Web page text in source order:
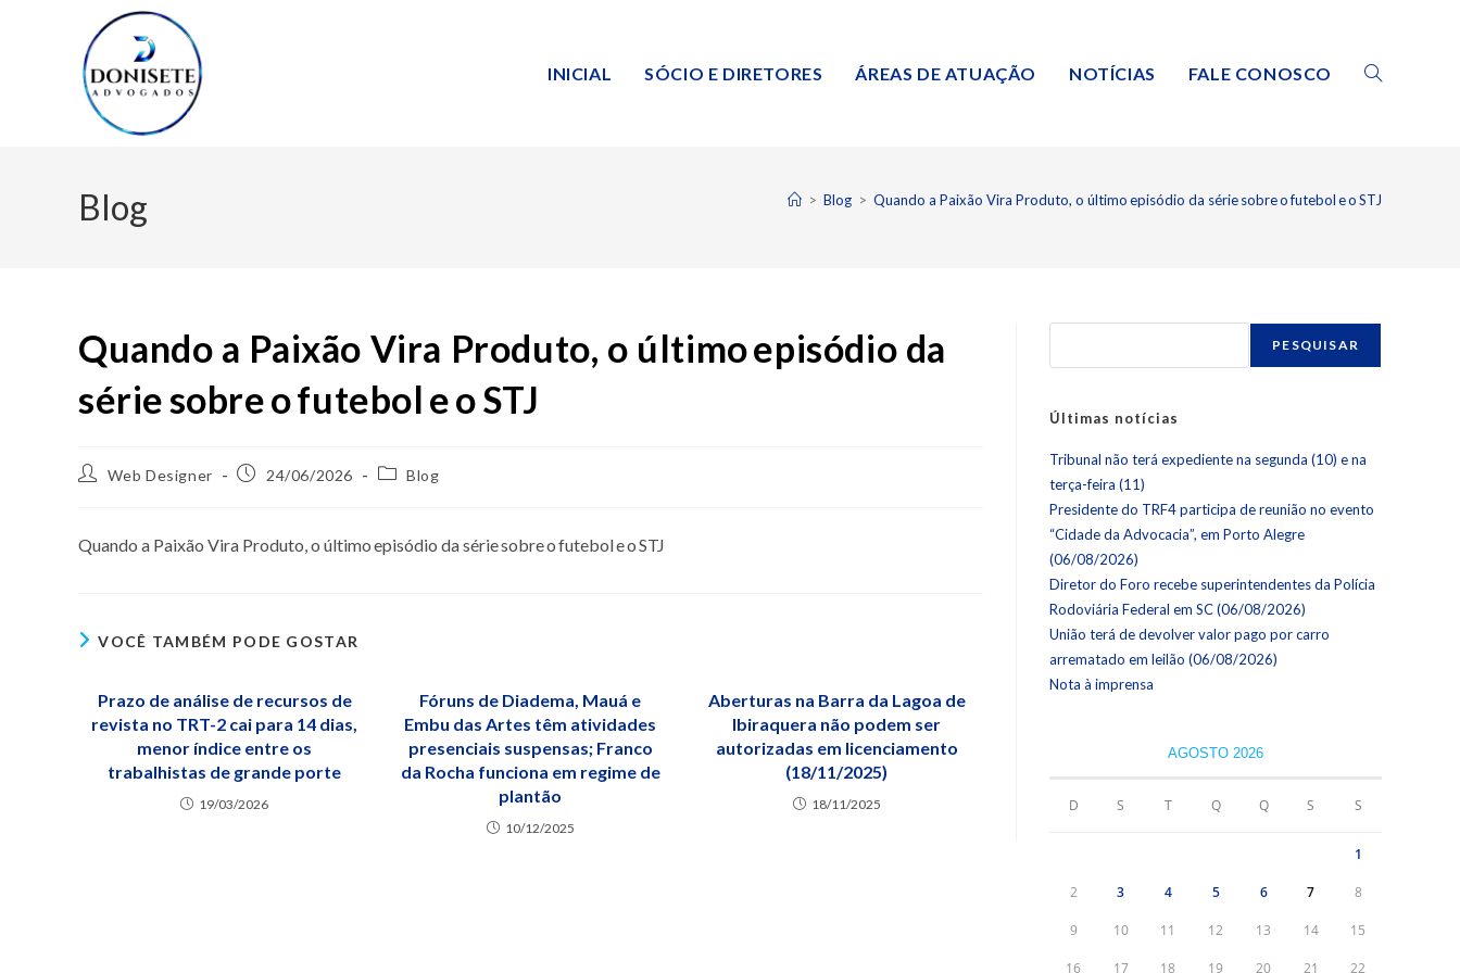
INICIAL SÓCIO E DIRETORES ÁREAS DE ATUAÇÃO NOTÍCIAS FALE CONOSCO
Blog > Blog > Quando a Paixão Vira Produto, o último episódio da série sobre o futebol e o STJ
Quando a Paixão Vira Produto, o último episódio da
série sobre o futebol e o STJ
Web Designer 24/06/2026 Blog
Quando a Paixão Vira Produto, o último episódio da série sobre o futebol e o STJ
VOCÊ TAMBÉM PODE GOSTAR
Prazo de análise de recursos de
revista no TRT-2 cai para 14 dias,
menor índice entre os
trabalhistas de grande porte
19/03/2026
Fóruns de Diadema, Mauá e
Embu das Artes têm atividades
presenciais suspensas; Franco
da Rocha funciona em regime de
plantão
10/12/2025
Aberturas na Barra da Lagoa de
Ibiraquera não podem ser
autorizadas em licenciamento
(18/11/2025)
18/11/2025
PESQUISAR
Últimas notícias
Tribunal não terá expediente na segunda (10) e na
terça-feira (11)
Presidente do TRF4 participa de reunião no evento
“Cidade da Advocacia”, em Porto Alegre
(06/08/2026)
Diretor do Foro recebe superintendentes da Polícia
Rodoviária Federal em SC (06/08/2026)
União terá de devolver valor pago por carro
arrematado em leilão (06/08/2026)
Nota à imprensa
AGOSTO 2026
D S T Q Q S S
1
2 3 4 5 6 7 8
9 10 11 12 13 14 15
16 17 18 19 20 21 22